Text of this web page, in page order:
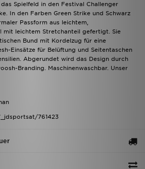
Spielfeld in den Festival Challenger
In den Farben Green Strike und Schwarz
Passform aus leichtem,
mit leichtem Stretchanteil gefertigt. Sie
Bund mit Kordelzug für eine
Einsätze für Belüftung und Seitentaschen
Abgerundet wird das Design durch
Branding. Maschinenwaschbar. Unser
761423